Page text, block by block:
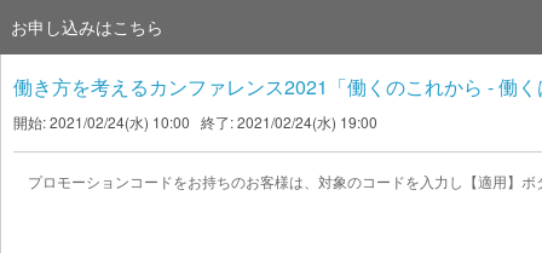
お申し込みはこちら
働き方を考えるカンファレンス2021「働くのこれから - 働
開始: 2021/02/24(水) 10:00 終了: 2021/02/24(水) 19:00
プロモーションコードをお持ちのお客様は、対象のコードを入力し【適用】